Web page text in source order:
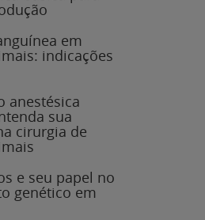
em
indicações
sua
cirurgia de
e seu papel no
genético em